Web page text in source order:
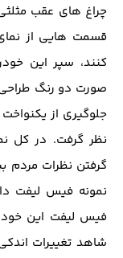
چراغ های عقب
کنند، سپر این
صورت دو رنگ
جلوگیری از
نظر گرفت. در کل
گرفتن نظرات مردم
نمونه فیس لیفت
فیس لیفت این
شاهد تغییرات